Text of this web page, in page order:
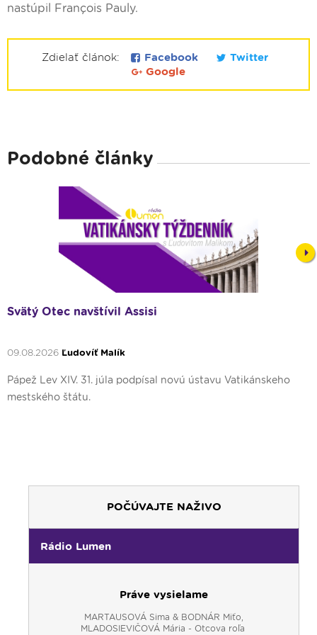
nastúpil François Pauly.
Zdielať článok: Facebook
Twitter
Google
Podobné články
Svätý Otec navštívil Assisi
09.08.2026 Ľudovíť Malík
Pápež Lev XIV. 31. júla podpísal novú ústavu Vatikánskeho
mestského štátu.
POČÚVAJTE NAŽIVO
Rádio Lumen
Práve vysielame
MARTAUSOVÁ Sima & BODNÁR Miťo,
MLADOSIEVIČOVÁ Mária - Otcova roľa
Večera u Slováka - repríza